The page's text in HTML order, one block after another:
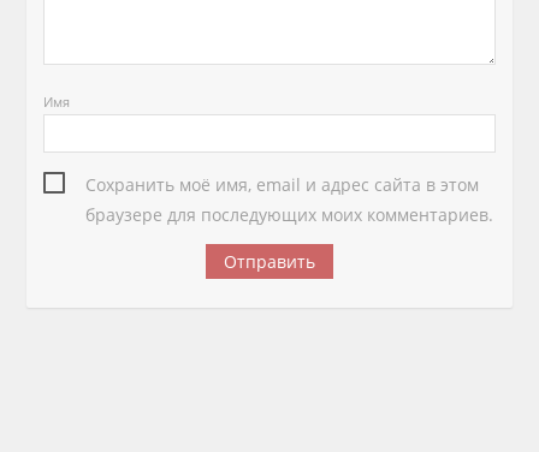
Имя
Сохранить моё имя, email и адрес сайта в этом
браузере для последующих моих комментариев.